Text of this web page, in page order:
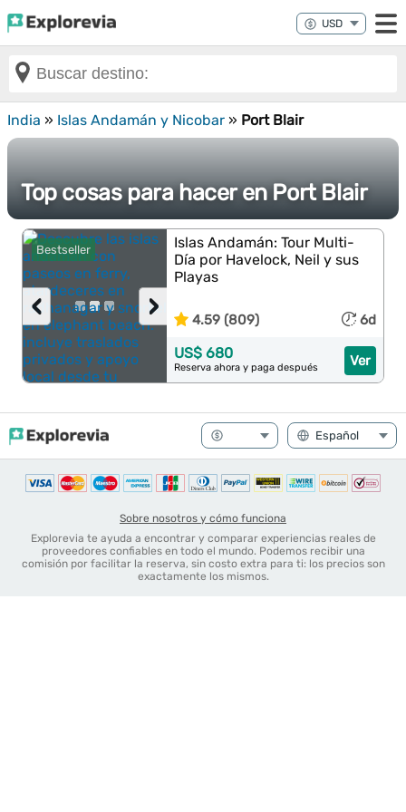
India » Islas Andamán y Nicobar » Port Blair
Top cosas para hacer en Port Blair
Bestseller
›
‹
Islas Andamán: Tour Multi-
Día por Havelock, Neil y sus
Playas
4.59 (809) 6d
Ver
US$ 680
Reserva ahora y paga después
Sobre nosotros y cómo funciona
Explorevia te ayuda a encontrar y comparar experiencias reales de
proveedores confiables en todo el mundo. Podemos recibir una
comisión por facilitar la reserva, sin costo extra para ti: los precios son
exactamente los mismos.